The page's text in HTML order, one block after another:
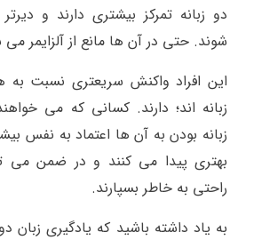
دو زبانه تمرکز بیشتری دارند و
شوند. حتی در آن ها مانع از آلزایمر
این افراد واکنش سریعتری نسبت
زبانه اند؛ دارند. کسانی که می
زبانه بودن به آن ها اعتماد به نفس
بهتری پیدا می کنند و در ضمن می
راحتی به خاطر بسپارند.
به یاد داشته باشید که یادگیری زبان